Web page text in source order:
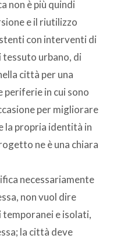
non è più quindi
e il riutilizzo
con interventi di
urbano, di
città per una
periferie in cui sono
per migliorare
la propria identità in
ne è una chiara
necessariamente
non vuol dire
e isolati,
la città deve